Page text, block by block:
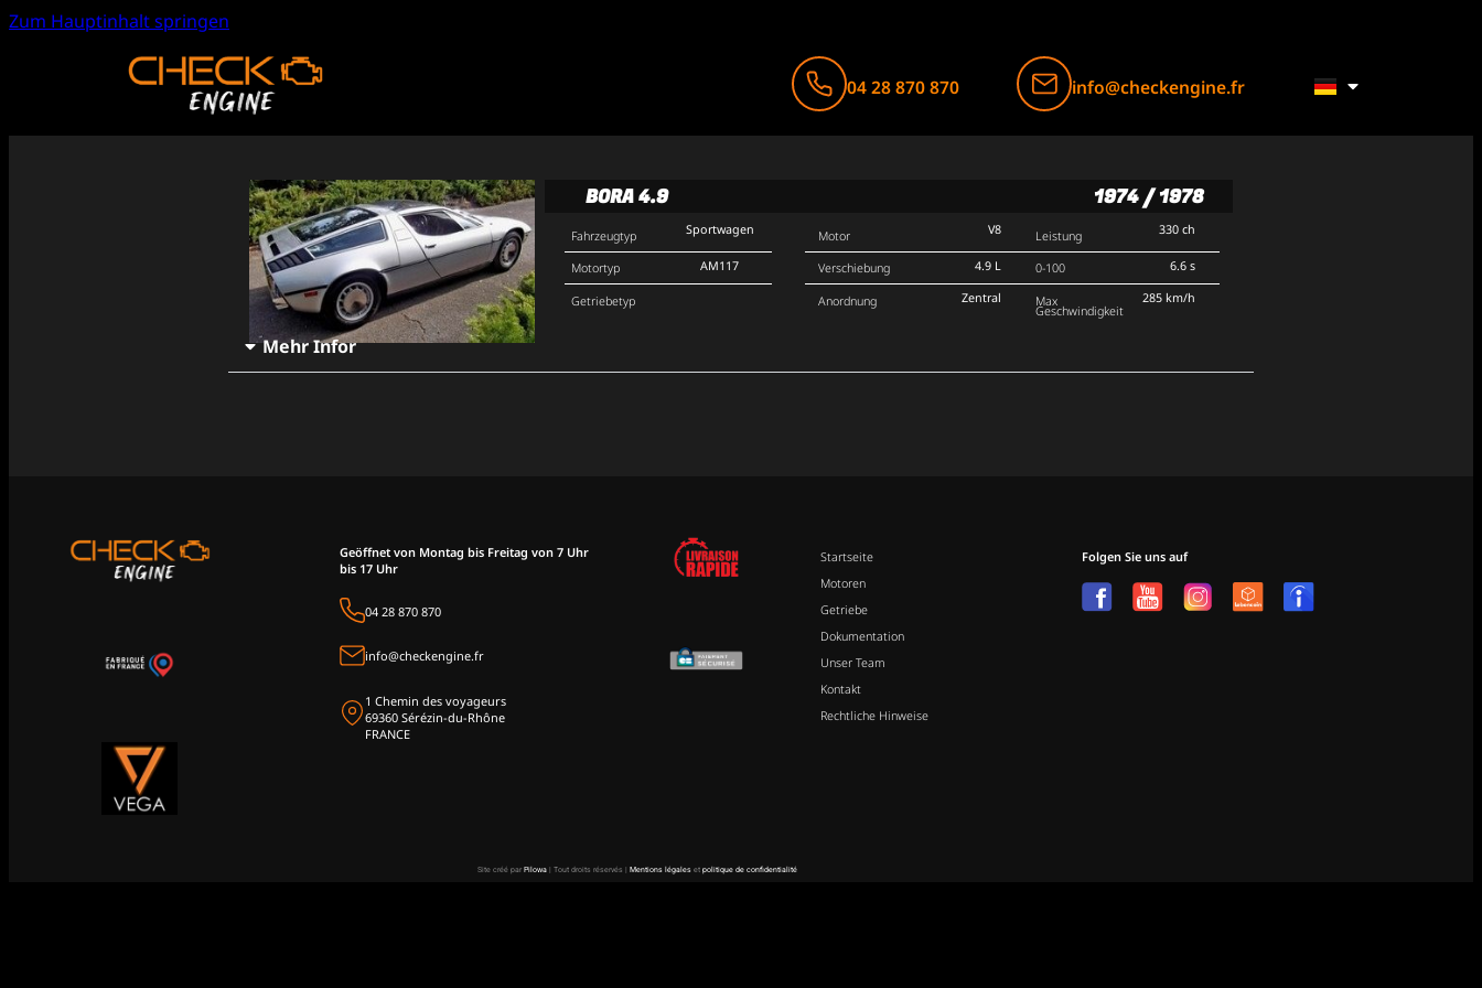
Zum Hauptinhalt springen
04 28 870 870 info@checkengine.fr
BORA 4.9 1974 / 1978
Fahrzeugtyp
Motortyp
Getriebetyp
Sportwagen
AM117
Motor
Verschiebung
Anordnung
V8
4.9 L
Zentral
Leistung
0-100
Max
Geschwindigkeit
330 ch
6.6 s
285 km/h
Mehr Infor
Geöffnet von Montag bis Freitag von 7 Uhr
bis 17 Uhr
04 28 870 870
info@checkengine.fr
1 Chemin des voyageurs
69360 Sérézin-du-Rhône
FRANCE
Startseite
Motoren
Getriebe
Dokumentation
Unser Team
Kontakt
Rechtliche Hinweise
Folgen Sie uns auf
Site créé par Pilowa | Tout droits réservés | Mentions légales et politique de confidentialité